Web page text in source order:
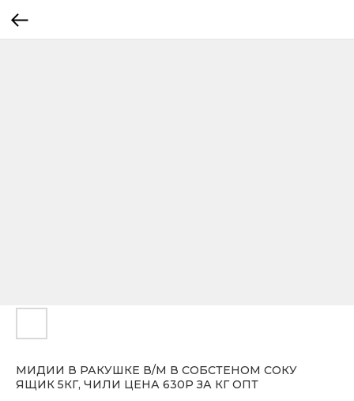
МИДИИ В РАКУШКЕ В/М В СОБСТЕНОМ СОКУ
ЯЩИК 5КГ, ЧИЛИ ЦЕНА 630Р ЗА КГ ОПТ